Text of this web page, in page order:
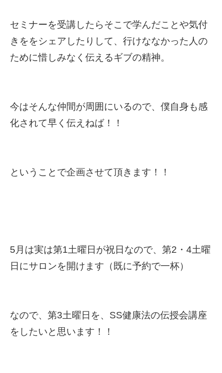
セミナーを受講したらそこで学んだことや気付
きををシェアしたりして、行けななかった人の
ために惜しみなく伝えるギブの精神。
今はそんな仲間が周囲にいるので、僕自身も感
化されて早く伝えねば！！
ということで企画させて頂きます！！
5月は実は第1土曜日が祝日なので、第2・4土曜
日にサロンを開けます（既に予約で一杯）
なので、第3土曜日を、SS健康法の伝授会講座
をしたいと思います！！